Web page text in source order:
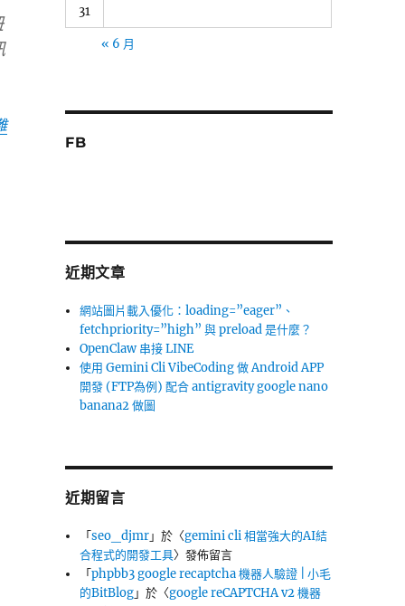
31
« 6 月
FB
近期文章
網站圖片載入優化：loading=”eager”、
fetchpriority=”high” 與 preload 是什麼？
OpenClaw 串接 LINE
使用 Gemini Cli VibeCoding 做 Android APP
開發 (FTP為例) 配合 antigravity google nano
banana2 做圖
近期留言
「seo_djmr」於〈gemini cli 相當強大的AI結
合程式的開發工具〉發佈留言
「phpbb3 google recaptcha 機器人驗證 | 小毛
的BitBlog」於〈google reCAPTCHA v2 機器